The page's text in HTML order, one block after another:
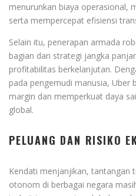
menurunkan biaya operasional,
serta mempercepat efisiensi
Selain itu, penerapan armada
bagian dari strategi jangka
profitabilitas berkelanjutan.
pada pengemudi manusia, Uber
margin dan memperkuat daya
global.
PELUANG DAN RISIKO
Kendati menjanjikan, tantangan
otonom di berbagai negara